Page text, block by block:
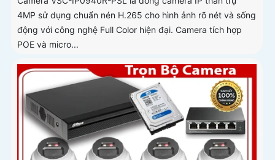
4MP sử dụng chuẩn nén H.265 cho hình ảnh rõ nét và sống
động với công nghệ Full Color hiện đại. Camera tích hợp
POE và micro...